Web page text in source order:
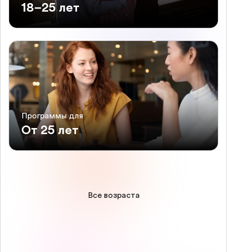
18–25 лет
Программы для
От 25 лет
Все возраста